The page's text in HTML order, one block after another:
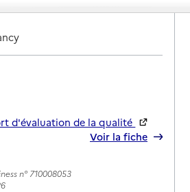
d'évaluation de la qualité
Voir la fiche
n° 710008053